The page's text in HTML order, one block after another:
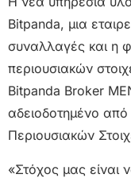
Bitpanda, μια
συναλλαγές και η
περιουσιακών
Bitpanda Broker
αδειοδοτημένο από
Περιουσιακών
«Στόχος μας είναι